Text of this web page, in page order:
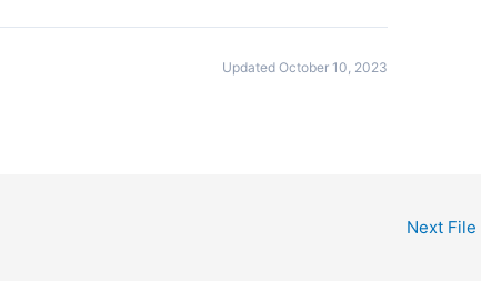
Updated October 10, 2023
Next File